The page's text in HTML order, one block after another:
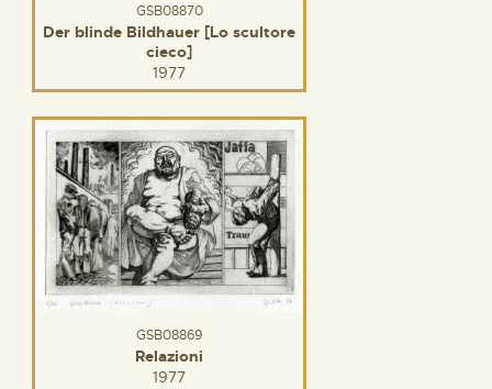
GSB08870
Der blinde Bildhauer [Lo scultore
cieco]
1977
GSB08869
Relazioni
1977